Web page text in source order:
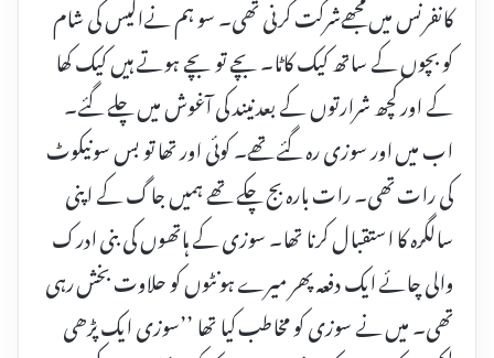
کانفرنس میں مجھےشرکت کرنی تھی۔ سو ہم نےاکیس کی شام
کو بچوں کے ساتھ کیک کاٹا۔ بچے تو بچے ہوتے ہیں کیک کھا
کے اور کچھ شرارتوں کے بعد نیند کی آغوش میں چلے گئے۔
اب میں اور سوزی رہ گئے تھے۔ کوئی اور تھا تو بس سونیکوٹ
کی رات تھی۔ رات بارہ بج چکے تھے ہمیں جاگ کے اپنی
سالگرہ کا استقبال کرنا تھا۔ سوزی کے ہاتھوں کی بنی ادرک
والی چائے ایک دفعہ پھر میرے ہونٹوں کو حلاوت بخش رہی
تھی۔ میں نے سوزی کو مخاطب کیا تھا ’’سوزی ایک پڑھی